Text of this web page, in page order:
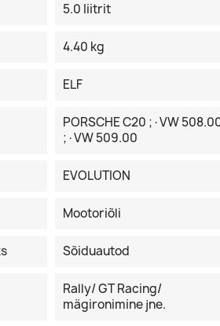
5.0 Iiitrit
4.40 kg
ELF
PORSCHE C20 ;·VW
;·VW 509.00
EVOLUTION
Mootoriõli
Sõiduautod
Rally/ GT Racing/
mägironimine jne.